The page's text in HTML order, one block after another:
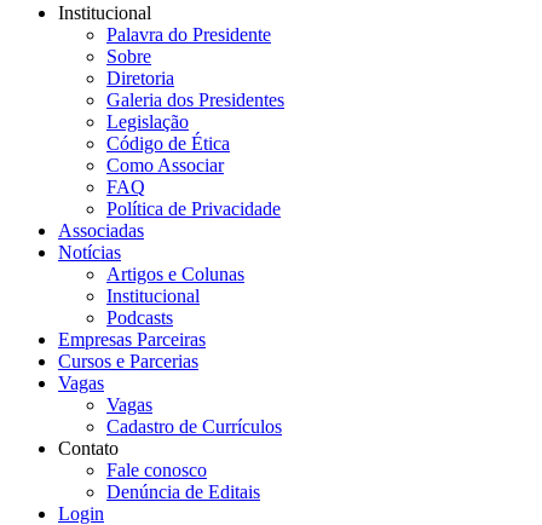
Institucional
Palavra do Presidente
Sobre
Diretoria
Galeria dos Presidentes
Legislação
Código de Ética
Como Associar
FAQ
Política de Privacidade
Associadas
Notícias
Artigos e Colunas
Institucional
Podcasts
Empresas Parceiras
Cursos e Parcerias
Vagas
Vagas
Cadastro de Currículos
Contato
Fale conosco
Denúncia de Editais
Login